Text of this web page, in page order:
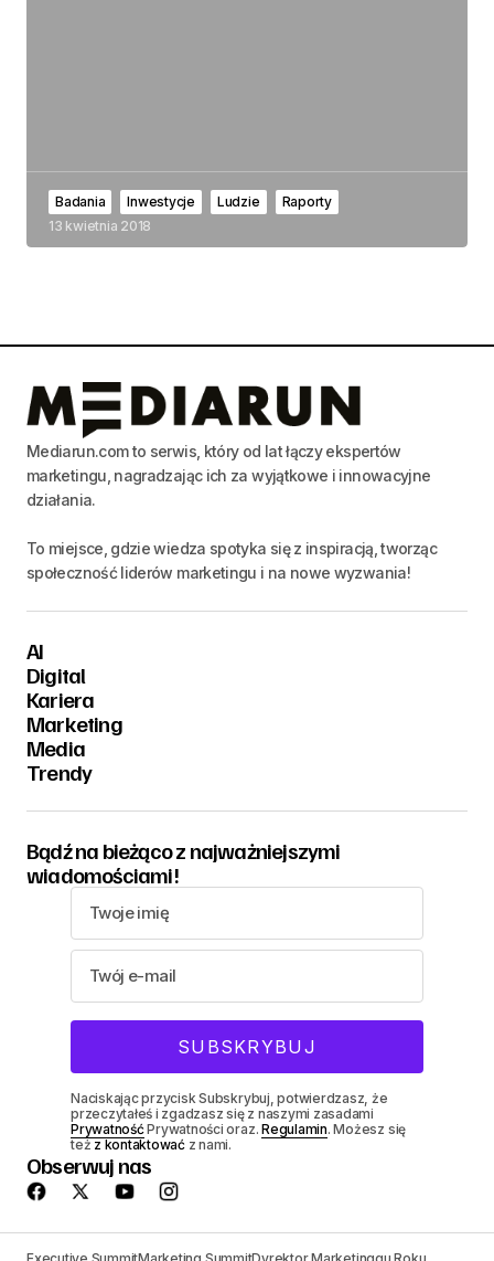
Badania Inwestycje Ludzie
Raporty
13 kwietnia 2018
Mediarun.com to serwis, który od lat łączy ekspertów
marketingu, nagradzając ich za wyjątkowe i innowacyjne
działania.
To miejsce, gdzie wiedza spotyka się z inspiracją, tworząc
społeczność liderów marketingu i na nowe wyzwania!
AI
Digital
Kariera
Marketing
Media
Trendy
Bądź na bieżąco z najważniejszymi
wiadomościami!
Naciskając przycisk Subskrybuj, potwierdzasz, że
przeczytałeś i zgadzasz się z naszymi zasadami
PrywatnośćPrywatności oraz.Regulamin. Możesz się
też z kontaktowaćz nami.
Obserwuj nas